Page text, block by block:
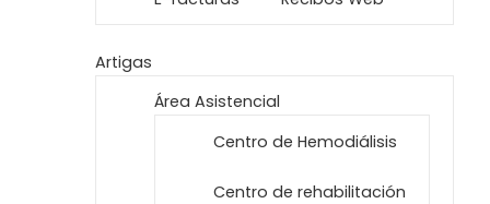
Artigas
Área Asistencial
Centro de Hemodiálisis
Centro de rehabilitación